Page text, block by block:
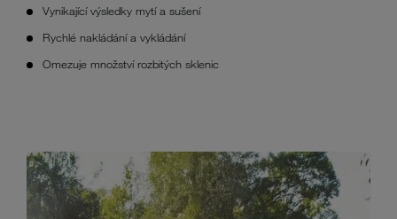
Vynikající výsledky mytí a sušení
Rychlé nakládání a vykládání
Omezuje množství rozbitých sklenic